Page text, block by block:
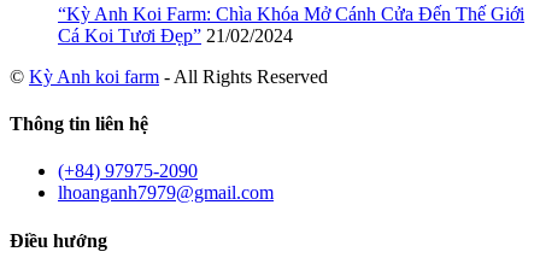
“Kỳ Anh Koi Farm: Chìa Khóa Mở Cánh Cửa Đến Thế Giới
Cá Koi Tươi Đẹp” 21/02/2024
© Kỳ Anh koi farm - All Rights Reserved
Thông tin liên hệ
(+84) 97975-2090
lhoanganh7979@gmail.com
Điều hướng